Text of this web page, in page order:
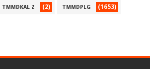
TMMDKAL Z (2) TMMDPLG (1653)